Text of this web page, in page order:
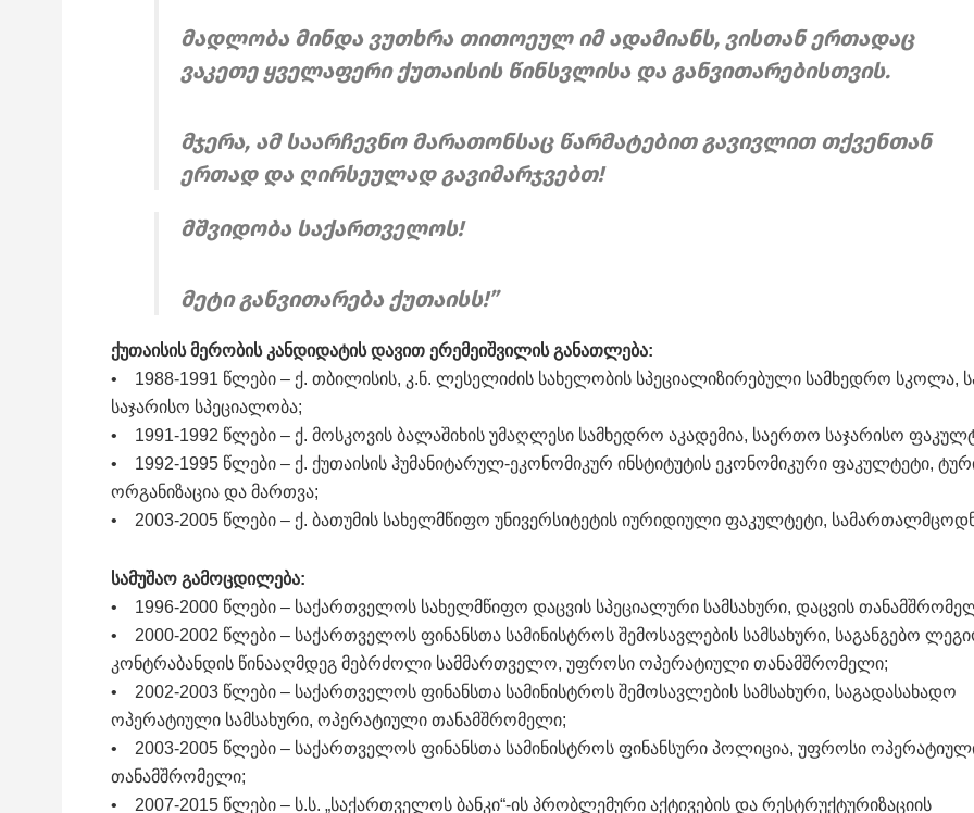
მადლობა მინდა ვუთხრა თითოეულ იმ ადამიანს, ვისთან ერთადაც
ვაკეთე ყველაფერი ქუთაისის წინსვლისა და განვითარებისთვის.
მჯერა, ამ საარჩევნო მარათონსაც წარმატებით გავივლით თქვენთან
ერთად და ღირსეულად გავიმარჯვებთ!
მშვიდობა საქართველოს!
მეტი განვითარება ქუთაისს!”
ქუთაისის მერობის კანდიდატის დავით ერემეიშვილის განათლება:
• 1988-1991 წლები – ქ. თბილისის, კ.ნ. ლესელიძის სახელობის სპეციალიზირებული სამხედრო სკოლა,
საჯარისო სპეციალობა;
• 1991-1992 წლები – ქ. მოსკოვის ბალაშიხის უმაღლესი სამხედრო აკადემია, საერთო საჯარისო
• 1992-1995 წლები – ქ. ქუთაისის ჰუმანიტარულ-ეკონომიკურ ინსტიტუტის ეკონომიკური ფაკულტეტი,
ორგანიზაცია და მართვა;
• 2003-2005 წლები – ქ. ბათუმის სახელმწიფო უნივერსიტეტის იურიდიული ფაკულტეტი,
სამუშაო გამოცდილება:
• 1996-2000 წლები – საქართველოს სახელმწიფო დაცვის სპეციალური სამსახური, დაცვის
• 2000-2002 წლები – საქართველოს ფინანსთა სამინისტროს შემოსავლების სამსახური, საგანგებო
კონტრაბანდის წინააღმდეგ მებრძოლი სამმართველო, უფროსი ოპერატიული თანამშრომელი;
• 2002-2003 წლები – საქართველოს ფინანსთა სამინისტროს შემოსავლების სამსახური, საგადასახადო
ოპერატიული სამსახური, ოპერატიული თანამშრომელი;
• 2003-2005 წლები – საქართველოს ფინანსთა სამინისტროს ფინანსური პოლიცია, უფროსი
თანამშრომელი;
• 2007-2015 წლები – ს.ს. „საქართველოს ბანკი“-ის პრობლემური აქტივების და რესტრუქტურიზაციის